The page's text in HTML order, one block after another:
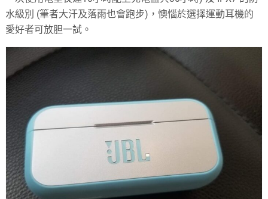
水級別 (筆者大汗及落雨也會跑步)，懊惱於選擇運動耳機的
愛好者可放胆一試。